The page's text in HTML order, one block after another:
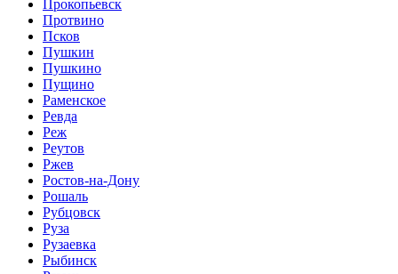
Прокопьевск
Протвино
Псков
Пушкин
Пушкино
Пущино
Раменское
Ревда
Реж
Реутов
Ржев
Ростов-на-Дону
Рошаль
Рубцовск
Руза
Рузаевка
Рыбинск